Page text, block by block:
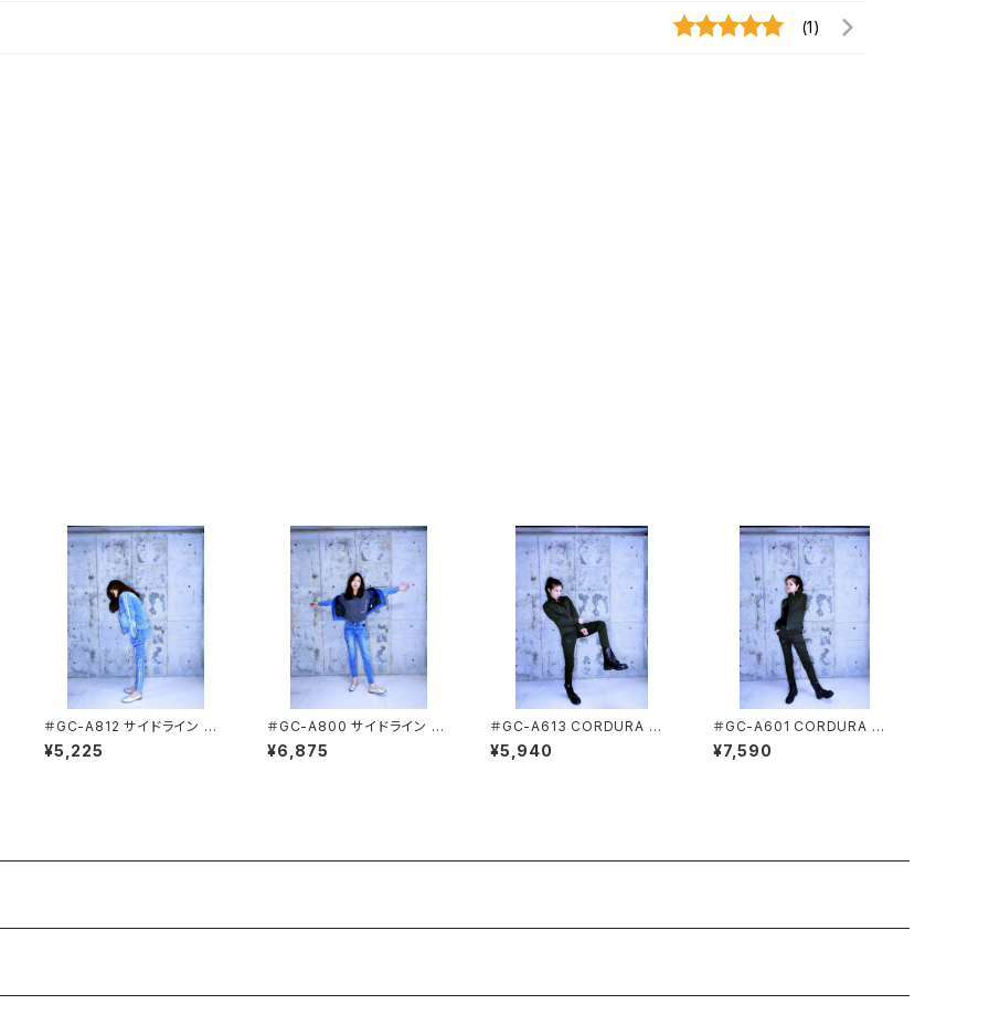
(1)
＃GC-A812 サイドライン ス
トレッチデニムカーゴパンツ G
RANCISCO[グランシスコ]
¥5,225
＃GC-A800 サイドライン ス
トレッチデニムジャケット GRA
NCISCO[グランシスコ]
¥6,875
＃GC-A613 CORDURA スト
レッチカーゴパンツ GRANCI
SCO[グランシスコ]
¥5,940
＃GC-A601 CORDURA スト
レッチワークジャケット GRAN
CISCO[グランシスコ]
¥7,590